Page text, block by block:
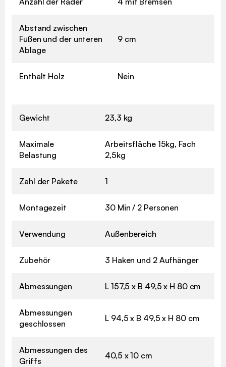
Abstand zwischen
Füßen und der unteren
Ablage
9 cm
Enthält Holz Nein
Gewicht 23,3 kg
Maximale
Belastung
Arbeitsfläche 15kg, Fach
2,5kg
Zahl der Pakete 1
Montagezeit 30 Min / 2 Personen
Verwendung Außenbereich
Zubehör 3 Haken und 2 Aufhänger
Abmessungen L 157,5 x B 49,5 x H 80 cm
Abmessungen
geschlossen
L 94,5 x B 49,5 x H 80 cm
Abmessungen des
Griffs
40,5 x 10 cm